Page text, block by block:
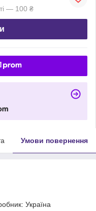
— 100 ₴
Умови повернення
Україна